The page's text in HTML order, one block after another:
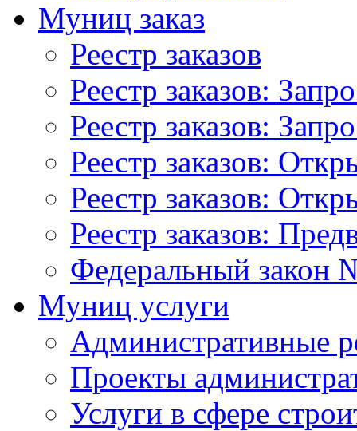
Муниц заказ
Реестр заказов
Реестр заказов:
Реестр заказов:
Реестр заказов:
Реестр заказов:
Реестр заказов:
Федеральный закон
Муниц услуги
Административные
Проекты
Услуги в сфере